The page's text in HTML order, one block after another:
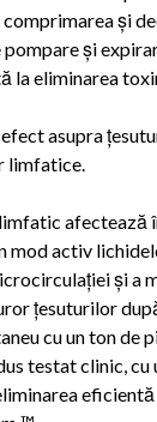
și
și
la eliminarea
asupra
limfatice.
afectează
mod activ
și a
țesuturilor
cu un ton de
testat clinic,